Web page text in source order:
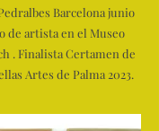
Barcelona junio
de artista en el Museo
. Finalista Certamen de
Artes de Palma 2023.